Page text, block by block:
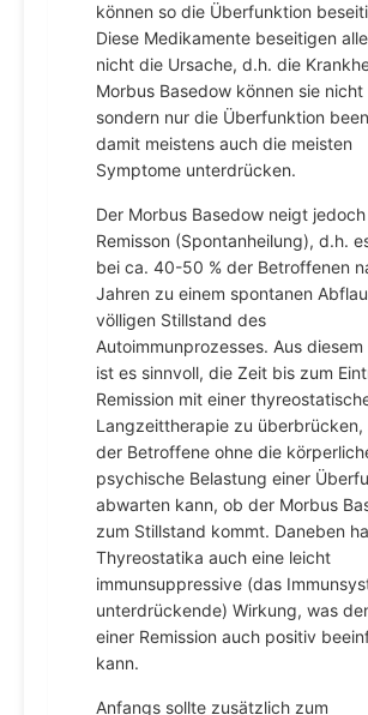
können so die Überfunktion
Diese Medikamente beseitigen
nicht die Ursache, d.h. die
Morbus Basedow können sie nicht
sondern nur die Überfunktion
damit meistens auch die meisten
Symptome unterdrücken.
Der Morbus Basedow neigt
Remisson (Spontanheilung), d.h.
bei ca. 40-50 % der Betroffenen
Jahren zu einem spontanen
völligen Stillstand des
Autoimmunprozesses. Aus diesem
ist es sinnvoll, die Zeit bis zum
Remission mit einer
Langzeittherapie zu überbrücken,
der Betroffene ohne die
psychische Belastung einer
abwarten kann, ob der Morbus
zum Stillstand kommt. Daneben
Thyreostatika auch eine leicht
immunsuppressive (das
unterdrückende) Wirkung, was
einer Remission auch positiv
kann.
Anfangs sollte zusätzlich zum